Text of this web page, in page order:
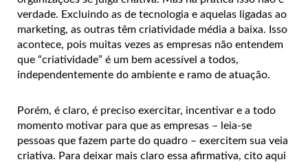
verdade. Excluindo as de tecnologia e aquelas ligadas ao
marketing, as outras têm criatividade média a baixa. Isso
acontece, pois muitas vezes as empresas não entendem
que “criatividade” é um bem acessível a todos,
independentemente do ambiente e ramo de atuação.
Porém, é claro, é preciso exercitar, incentivar e a todo
momento motivar para que as empresas – leia-se
pessoas que fazem parte do quadro – exercitem sua veia
criativa. Para deixar mais claro essa afirmativa, cito aqui